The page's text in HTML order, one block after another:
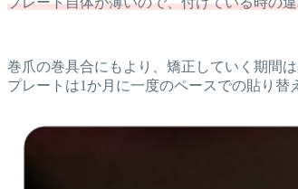
巻爪の巻具合にもより、矯正していく期間
プレートは1か月に一度のペースでの貼り替